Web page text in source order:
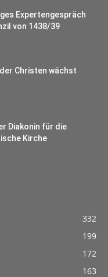
Expertengespräch
von 1438/39
Christen wächst
Diakonin für die
Kirche
332
199
172
163